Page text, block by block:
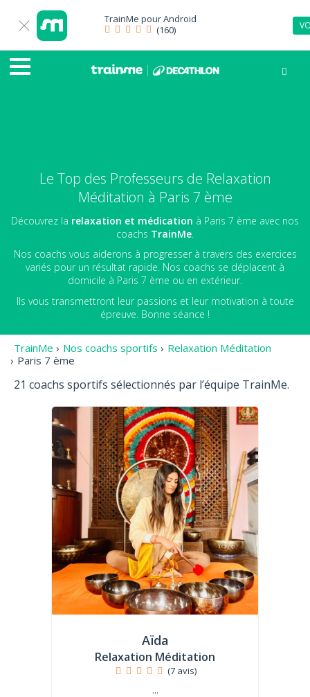
TrainMe pourAndroid
(160)
Le Top des Professeurs de Relaxation
Méditation à Paris 7 ème
Découvrez la relaxation et médication à Paris 7 ème avec nos
coachs TrainMe
Nos coachs vous aiderons à progresser à travers des exercices
variés pour un résultat rapide. Nos coachs se déplacent à
domicile à Paris 7 ème ou en extérieur.
Ils vous transmettront leur passions et leur motivation à toute
épreuve. Bonne séance !
TrainMe › Nos coachs sportifs › Relaxation Méditation
› Paris 7 ème
21 coachs sportifs sélectionnés par l’équipe TrainMe.
Aïda
Relaxation Méditation
(7 avis)
...